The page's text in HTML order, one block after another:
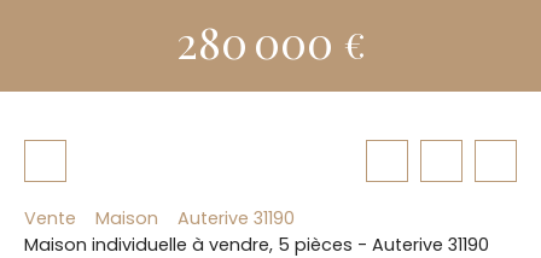
280 000 €
Vente Maison
Auterive 31190
Maison individuelle à vendre, 5 pièces - Auterive 31190